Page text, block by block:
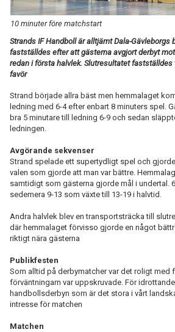
LIVESÄNDNING
TABELL
10 minuter före matchstart
Strands IF Handboll är alltjämt Dala-Gävleborgs
fastställdes efter att gästerna avgjort derbyt
redan i första halvlek. Slutresultatet fastställdes
favör
Strand började allra bäst men hemmalaget
ledning med 6-4 efter enbart 8 minuters spel.
bra 5 minutare till ledning 6-9 och sedan
ledningen.
Avgörande sekvenser
Strand spelade ett supertydligt spel och
valen som gjorde att man var bättre.
samtidigt som gästerna gjorde mål i undertal.
sedemera 9-13 som växte till 13-19 i halvtid.
Andra halvlek blev en transportsträcka till
där hemmalaget förvisso gjorde en något
riktigt nära gästerna
Publikfesten
Som alltid på derbymatcher var det roligt med
förväntningarn var uppskruvade. För
handbollsderbyn som är det stora i vårt
intresse för matchen
Matchen